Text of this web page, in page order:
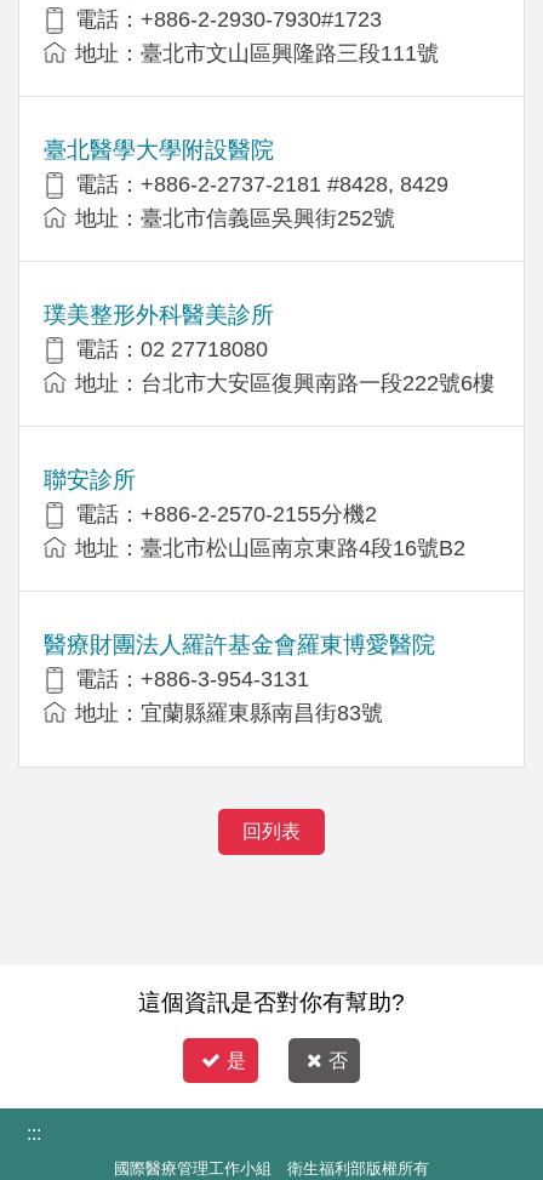
電話：+886-2-2930-7930#1723
地址：臺北市文山區興隆路三段111號
臺北醫學大學附設醫院
電話：+886-2-2737-2181 #8428, 8429
地址：臺北市信義區吳興街252號
璞美整形外科醫美診所
電話：02 27718080
地址：台北市大安區復興南路一段222號6樓
聯安診所
電話：+886-2-2570-2155分機2
地址：臺北市松山區南京東路4段16號B2
醫療財團法人羅許基金會羅東博愛醫院
電話：+886-3-954-3131
地址：宜蘭縣羅東縣南昌街83號
回列表
這個資訊是否對你有幫助?
是 否
:::
國際醫療管理工作小組 衛生福利部版權所有